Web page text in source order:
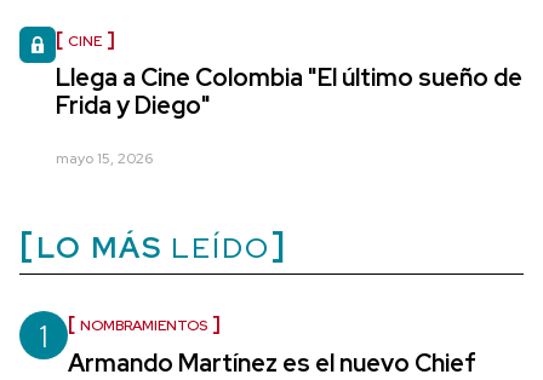
CINE
Llega a Cine Colombia "El último sueño de
Frida y Diego"
mayo 15, 2026
LO MÁS LEÍDO
1 NOMBRAMIENTOS
Armando Martínez es el nuevo Chief